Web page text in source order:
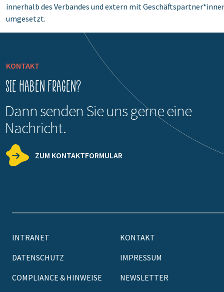
innerhalb des Verbandes und extern mit
umgesetzt.
KONTAKT
Sie haben Fragen?
Dann senden Sie uns gerne eine
Nachricht.
ZUM KONTAKTFORMULAR
INTRANET
KONTAKT
DATENSCHUTZ
IMPRESSUM
COMPLIANCE & HINWEISE
NEWSLETTER